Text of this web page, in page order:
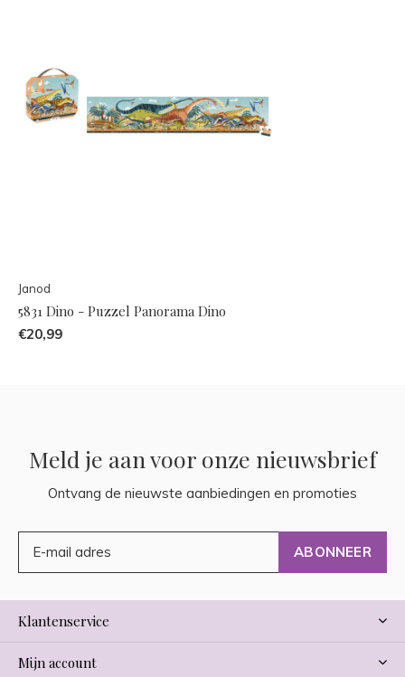
Janod
5831 Dino - Puzzel Panorama Dino
€20,99
Meld je aan voor onze nieuwsbrief
Ontvang de nieuwste aanbiedingen en promoties
ABONNEER
Klantenservice
Mijn account